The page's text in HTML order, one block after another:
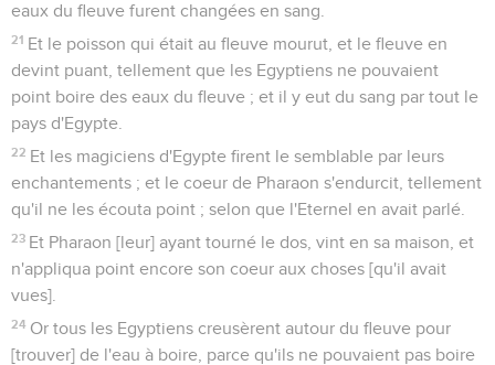
eaux du fleuve furent changées en sang.
21 Et le poisson qui était au fleuve mourut, et le fleuve en
devint puant, tellement que les Egyptiens ne pouvaient
point boire des eaux du fleuve ; et il y eut du sang par tout le
pays d'Egypte.
22 Et les magiciens d'Egypte firent le semblable par leurs
enchantements ; et le coeur de Pharaon s'endurcit, tellement
qu'il ne les écouta point ; selon que l'Eternel en avait parlé.
23 Et Pharaon [leur] ayant tourné le dos, vint en sa maison, et
n'appliqua point encore son coeur aux choses [qu'il avait
vues].
24 Or tous les Egyptiens creusèrent autour du fleuve pour
[trouver] de l'eau à boire, parce qu'ils ne pouvaient pas boire